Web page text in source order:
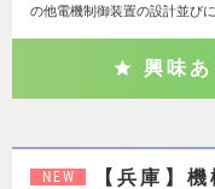
の他電機制御装置の設計並び
興味あ
NEW
【兵庫】